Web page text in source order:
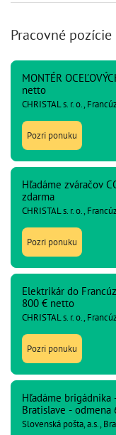
Pracovné pozície
MONTÉR
netto
CHRISTAL s. r. o.,
Pozri ponuku
Hľadáme zváračov
zdarma
CHRISTAL s. r. o.,
Pozri ponuku
Elektrikár do
800 € netto
CHRISTAL s. r. o.,
Pozri ponuku
Hľadáme brigádnika -
Bratislave -
Slovenská pošta, a.s.,